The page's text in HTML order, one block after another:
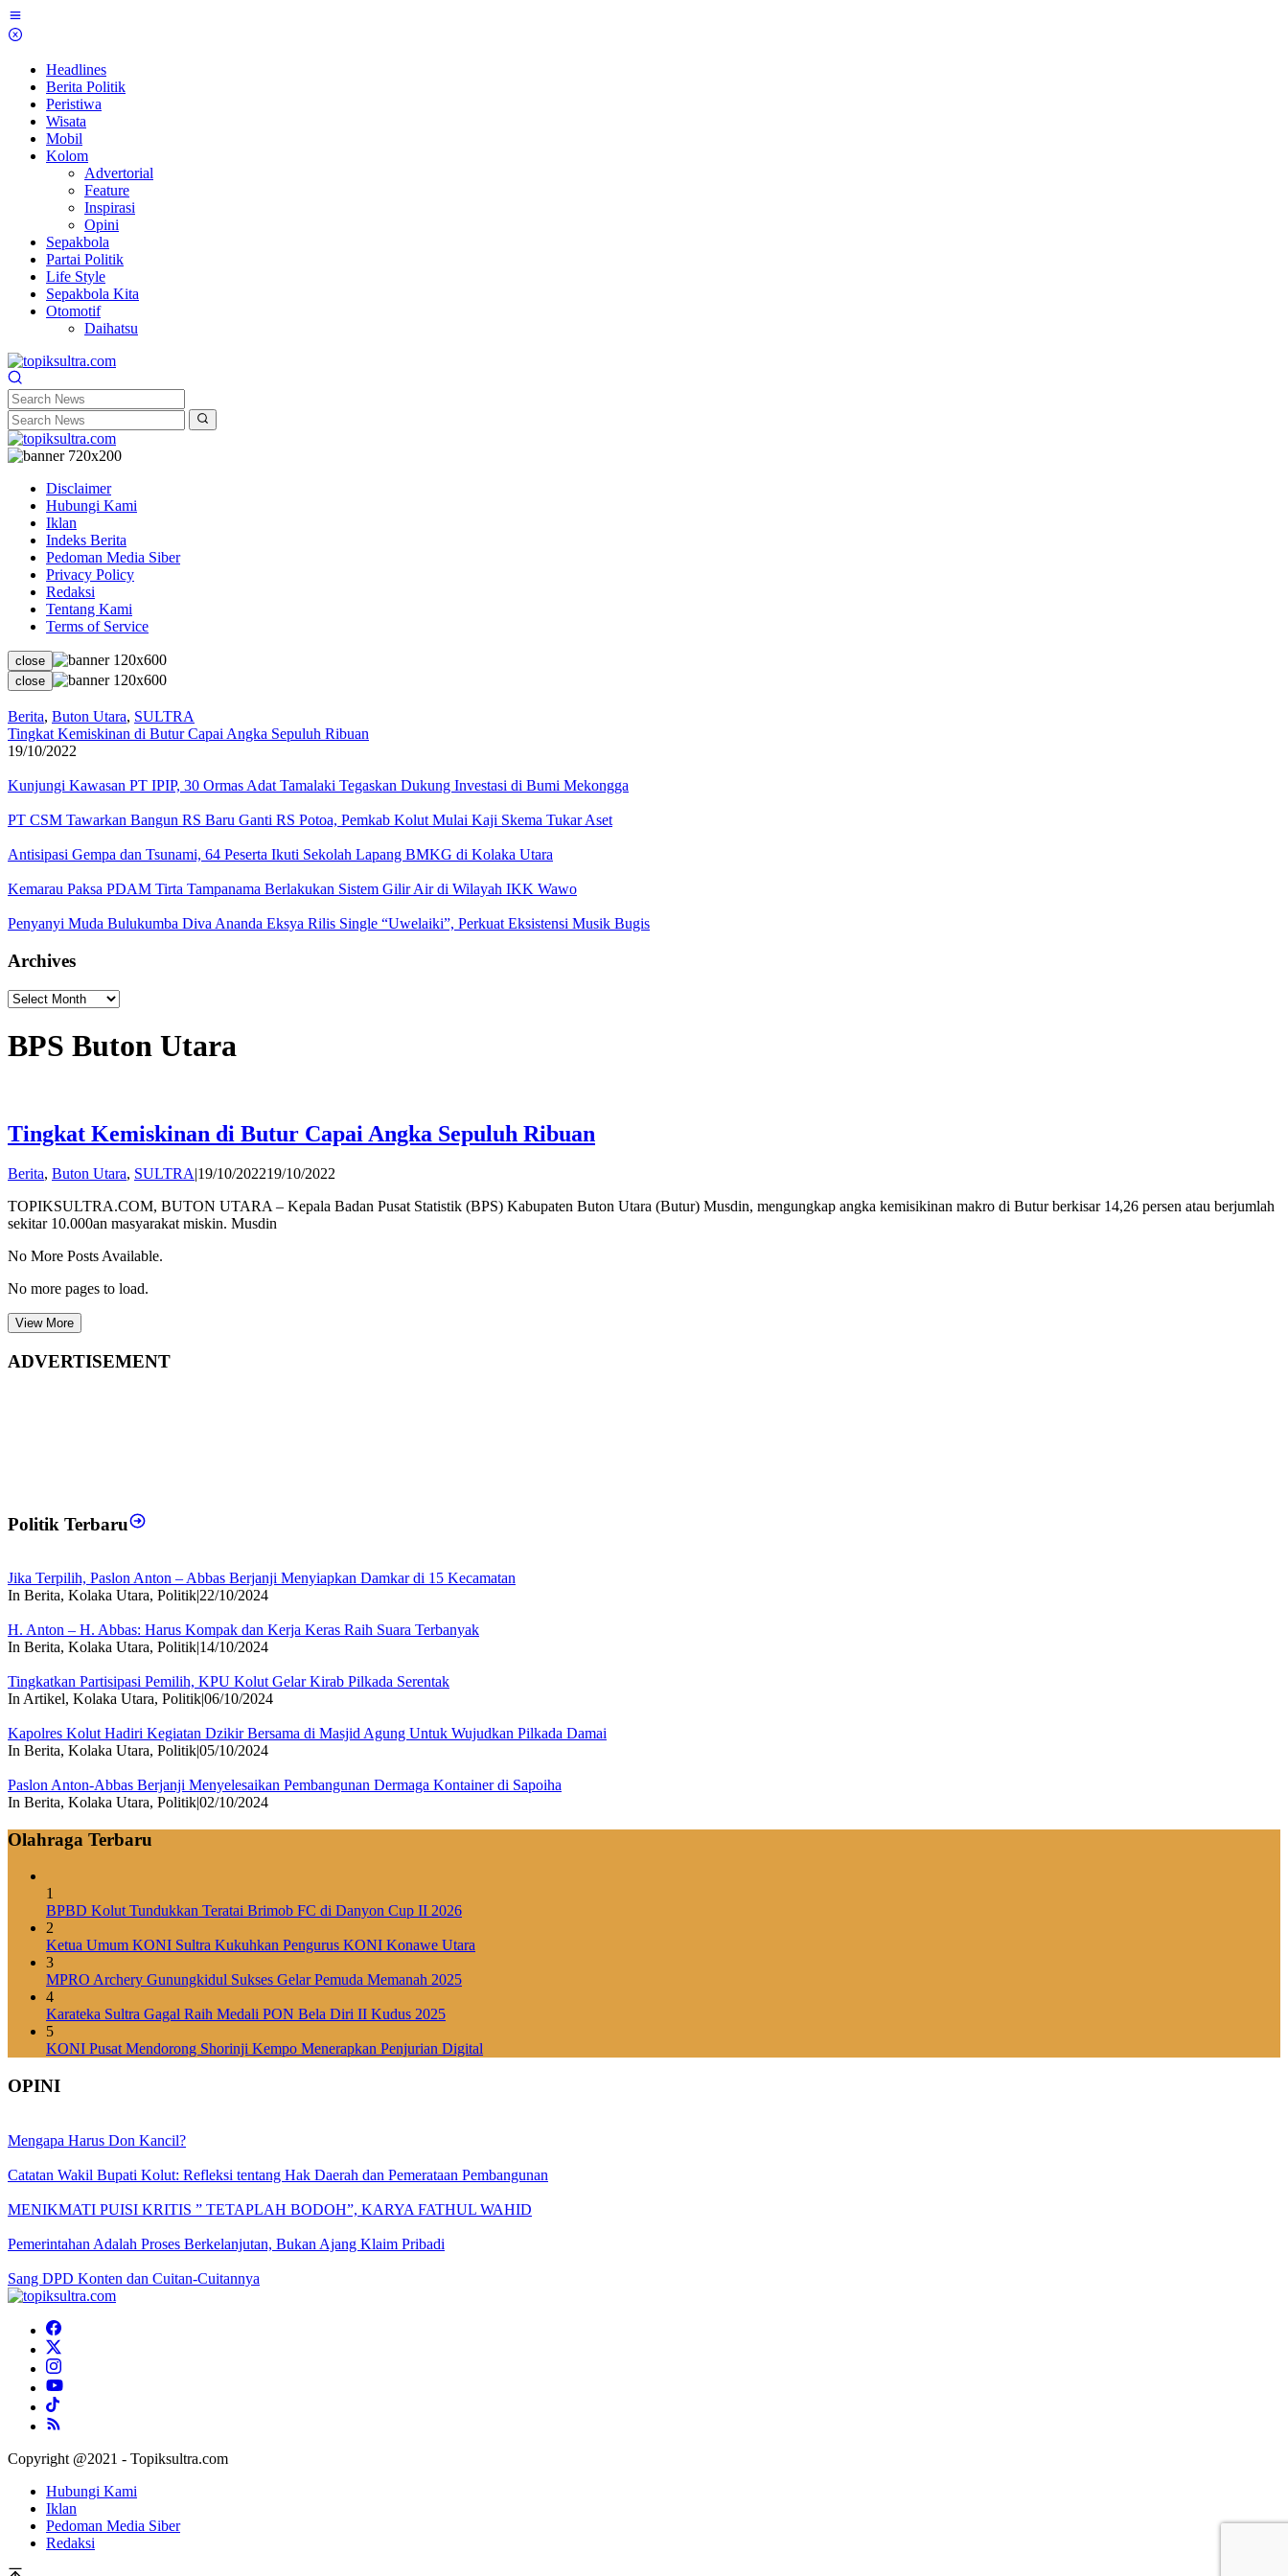
Skip
to
Headlines
Berita Politik
Peristiwa
Wisata
Mobil
Kolom
Advertorial
Feature
Inspirasi
Opini
Sepakbola
Partai Politik
Life Style
Sepakbola Kita
Otomotif
Daihatsu
Disclaimer
Hubungi Kami
Iklan
Indeks Berita
Pedoman Media Siber
Privacy Policy
Redaksi
Tentang Kami
Terms of Service
close
close
Berita, Buton Utara, SULTRA
Tingkat Kemiskinan di Butur Capai Angka Sepuluh Ribuan
19/10/2022
Kunjungi Kawasan PT IPIP, 30 Ormas Adat Tamalaki Tegaskan Dukung Investasi di Bumi Mekongga
PT CSM Tawarkan Bangun RS Baru Ganti RS Potoa, Pemkab Kolut Mulai Kaji Skema Tukar Aset
Antisipasi Gempa dan Tsunami, 64 Peserta Ikuti Sekolah Lapang BMKG di Kolaka Utara
Kemarau Paksa PDAM Tirta Tampanama Berlakukan Sistem Gilir Air di Wilayah IKK Wawo
Penyanyi Muda Bulukumba Diva Ananda Eksya Rilis Single “Uwelaiki”, Perkuat Eksistensi Musik Bugis
Archives
Archives
BPS Buton Utara
Tingkat Kemiskinan di Butur Capai Angka Sepuluh Ribuan
Berita, Buton Utara, SULTRA 19/10/202219/10/2022
TOPIKSULTRA.COM, BUTON UTARA – Kepala Badan Pusat Statistik (BPS) Kabupaten Buton Utara (Butur) Musdin, mengungkap angka kemisikinan makro di Butur berkisar 14,26 persen atau berjumlah
sekitar 10.000an masyarakat miskin. Musdin
No More Posts Available.
No more pages to load.
View More
ADVERTISEMENT
Politik Terbaru
Jika Terpilih, Paslon Anton – Abbas Berjanji Menyiapkan Damkar di 15 Kecamatan
In Berita, Kolaka Utara, Politik|22/10/2024
H. Anton – H. Abbas: Harus Kompak dan Kerja Keras Raih Suara Terbanyak
In Berita, Kolaka Utara, Politik|14/10/2024
Tingkatkan Partisipasi Pemilih, KPU Kolut Gelar Kirab Pilkada Serentak
In Artikel, Kolaka Utara, Politik|06/10/2024
Kapolres Kolut Hadiri Kegiatan Dzikir Bersama di Masjid Agung Untuk Wujudkan Pilkada Damai
In Berita, Kolaka Utara, Politik|05/10/2024
Paslon Anton-Abbas Berjanji Menyelesaikan Pembangunan Dermaga Kontainer di Sapoiha
In Berita, Kolaka Utara, Politik|02/10/2024
Olahraga Terbaru
1
BPBD Kolut Tundukkan Teratai Brimob FC di Danyon Cup II 2026
2
Ketua Umum KONI Sultra Kukuhkan Pengurus KONI Konawe Utara
3
MPRO Archery Gunungkidul Sukses Gelar Pemuda Memanah 2025
4
Karateka Sultra Gagal Raih Medali PON Bela Diri II Kudus 2025
5
KONI Pusat Mendorong Shorinji Kempo Menerapkan Penjurian Digital
OPINI
Mengapa Harus Don Kancil?
Catatan Wakil Bupati Kolut: Refleksi tentang Hak Daerah dan Pemerataan Pembangunan
MENIKMATI PUISI KRITIS ” TETAPLAH BODOH”, KARYA FATHUL WAHID
Pemerintahan Adalah Proses Berkelanjutan, Bukan Ajang Klaim Pribadi
Sang DPD Konten dan Cuitan-Cuitannya
Copyright @2021 - Topiksultra.com
Hubungi Kami
Iklan
Pedoman Media Siber
Redaksi